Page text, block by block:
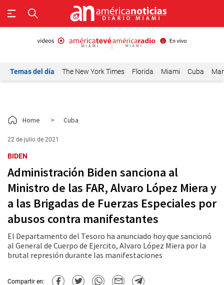
Temas del día The New York Times Florida Miami Cuba
Home > Cuba
22 de julio de 2021
BIDEN
Administración Biden sanciona al
Ministro de las FAR, Alvaro López Miera y
a las Brigadas de Fuerzas Especiales por
abusos contra manifestantes
El Departamento del Tesoro ha anunciado hoy que sancionó
al General de Cuerpo de Ejercito, Alvaro López Miera por la
brutal represión durante las manifestaciones
Compartir en: